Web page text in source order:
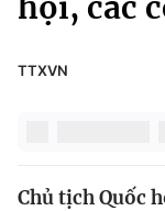
Văn hóa -
TTXVN
Chủ tịch Quốc